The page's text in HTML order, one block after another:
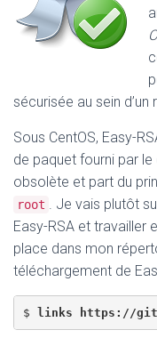
sécurisée au sein d’un
Sous CentOS, Easy-
de paquet fourni par
obsolète et part du
root . Je vais plutôt
Easy-RSA et travailler
place dans mon
téléchargement de
$ links https://